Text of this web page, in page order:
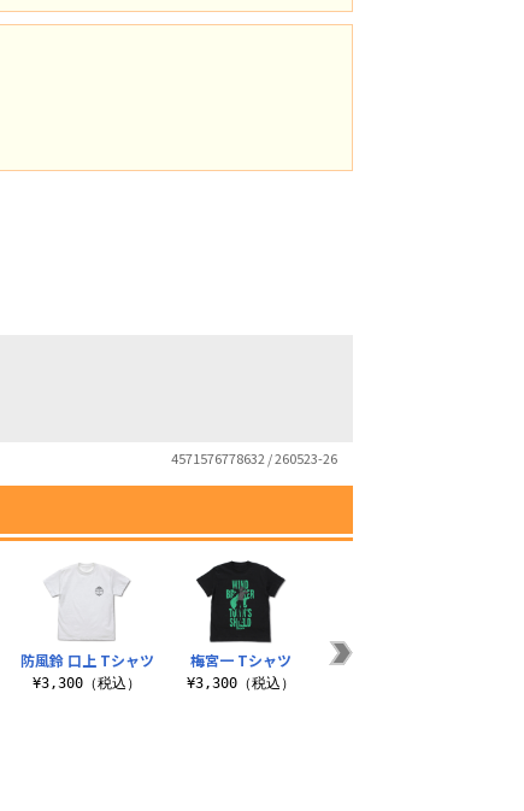
4571576778632 / 260523-26
防風鈴 口上 Tシャツ
¥3,300（税込）
梅宮一 Tシャツ
¥3,300（税込）
喫茶ポトス ラージト